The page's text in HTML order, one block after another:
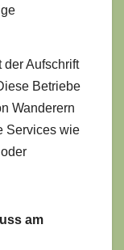
der Aufschrift
Betriebe
Wanderern
Services wie
am